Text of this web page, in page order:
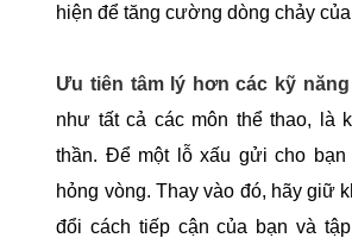
hiện để tăng cường dòng chảy
Ưu tiên tâm lý hơn các kỹ
như tất cả các môn thể thao, là
thần. Để một lỗ xấu gửi cho bạn
hỏng vòng. Thay vào đó, hãy giữ
đổi cách tiếp cận của bạn và